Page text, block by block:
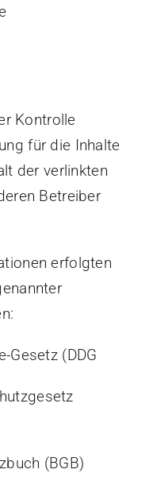
Kontrolle
für die Inhalte
der verlinkten
Betreiber
erfolgten
Gesetz (DDG
(BGB)